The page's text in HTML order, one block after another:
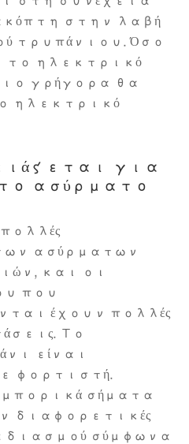
στην λαβή
τρυπάνιου. Όσο
το ηλεκτρικό
γρήγορα θα
ηλεκτρικό
για
ασύρματο
ασύρματων
και οι
που
έχουν πολλές
Το
είναι
φορτιστή.
σήματα
διαφορετικές
σύμφωνα